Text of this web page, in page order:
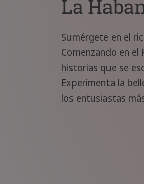
La
Sumérgete en el
Comenzando en
historias que se
Experimenta la
los entusiastas